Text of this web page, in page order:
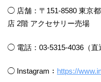
◯ 店舗：〒151-8580 東京
店 2階 アクセサリー売場
◯ 電話：03-5315-4036（直
◯ Instagram： https://